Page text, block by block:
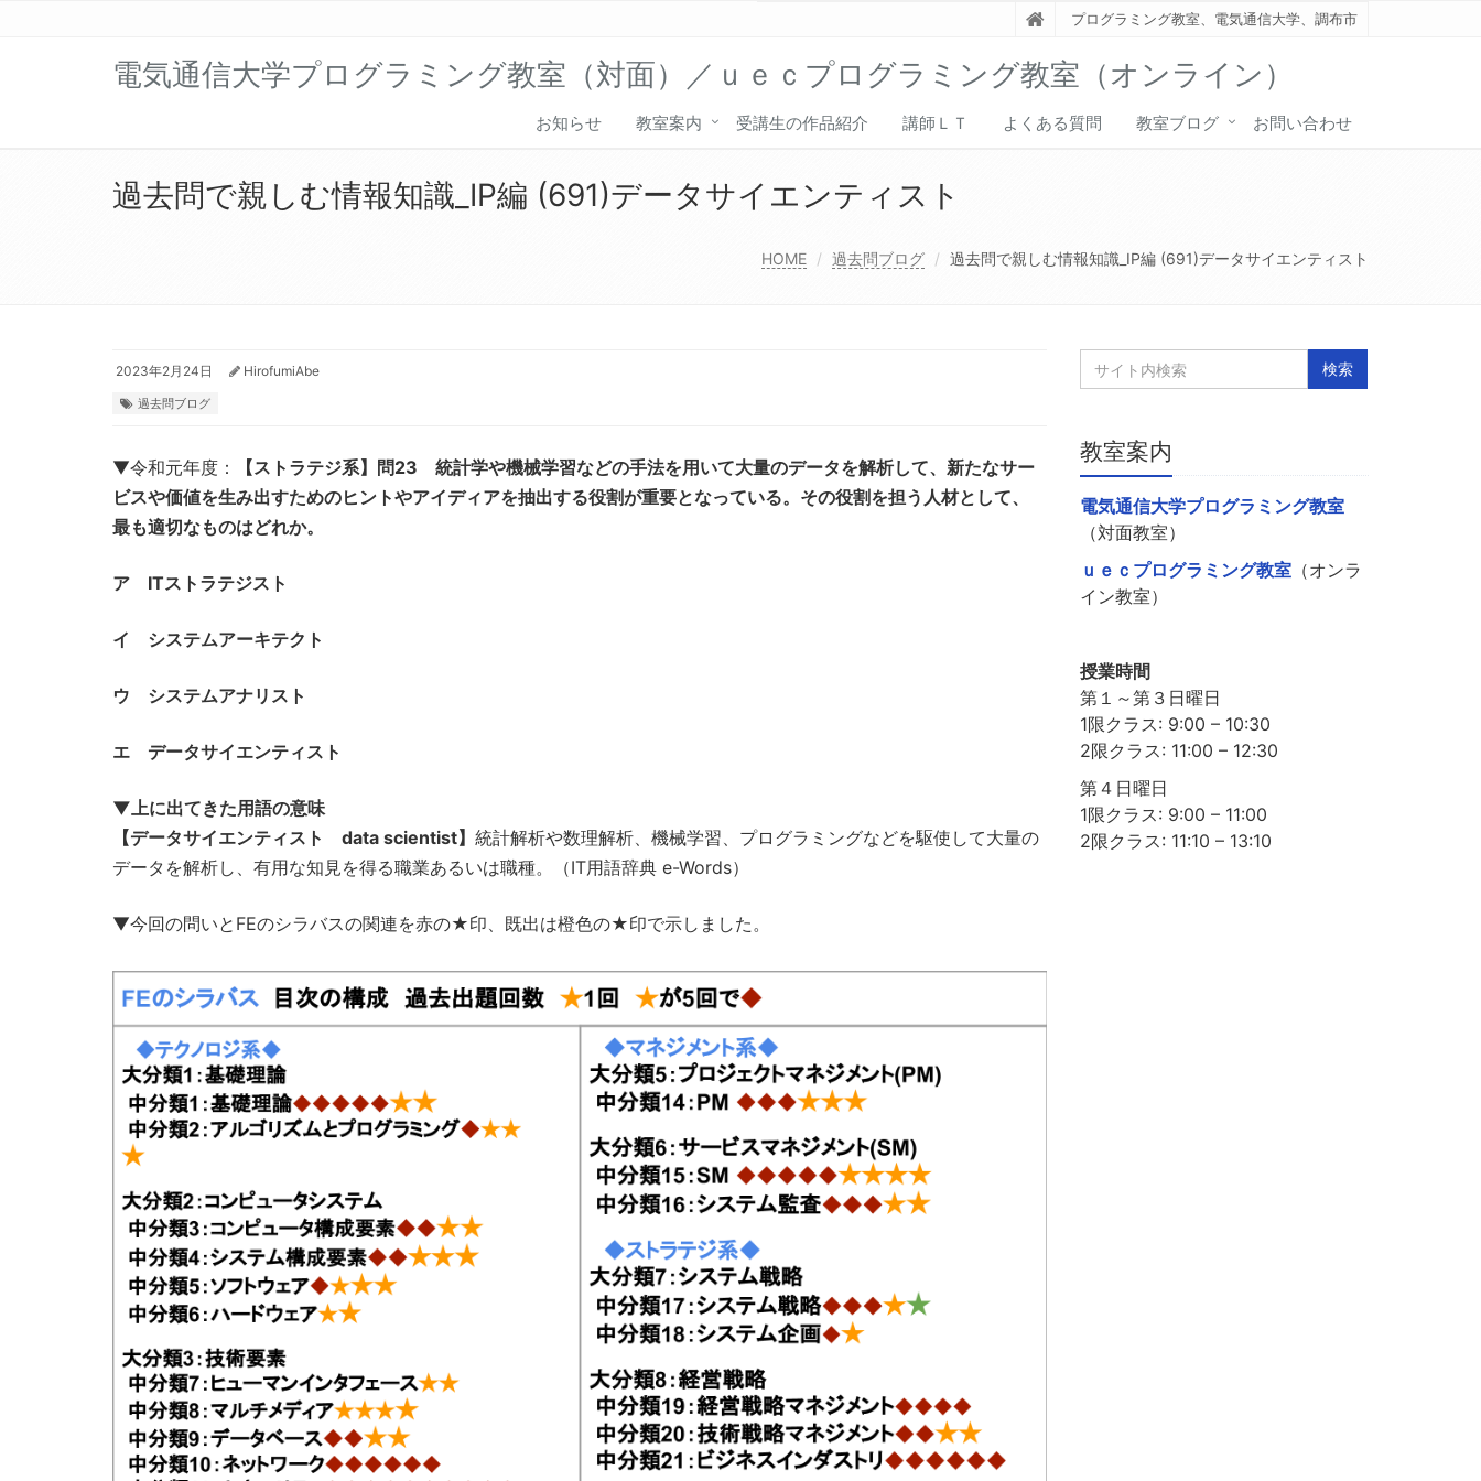
プログラミング教室、電気通信大学、調布市
電気通信大学プログラミング教室（対面）／ｕｅｃプログラミング教室（オンライン）
お知らせ 教室案内 受講生の作品紹介 講師ＬＴ よくある質問 教室ブログ お問い合わせ
過去問で親しむ情報知識_IP編 (691)データサイエンティスト
HOME 過去問ブログ 過去問で親しむ情報知識_IP編 (691)データサイエンティスト
2023年2月24日 HirofumiAbe
過去問ブログ
▼令和元年度：
【ストラテジ系】問23 統計学や機械学習などの手法を用いて大量のデータを解析して、新たなサー
ビスや価値を生み出すためのヒントやアイディアを抽出する役割が重要となっている。その役割を担う人材として、
最も適切なものはどれか。
ア ITストラテジスト
イ システムアーキテクト
ウ システムアナリスト
エ データサイエンティスト
▼上に出てきた用語の意味
【データサイエンティスト data scientist】 統計解析や数理解析、機械学習、プログラミングなどを駆使して大量の
データを解析し、有用な知見を得る職業あるいは職種。（IT用語辞典 e-Words）
▼今回の問いとFEのシラバスの関連を赤の★印、既出は橙色の★印で示しました。
教室案内
電気通信大学プログラミング教室
（対面教室）
ｕｅｃプログラミング教室（オンラ
イン教室）
授業時間
第１～第３日曜日
1限クラス: 9:00 – 10:30
2限クラス: 11:00 – 12:30
第４日曜日
1限クラス: 9:00 – 11:00
2限クラス: 11:10 – 13:10